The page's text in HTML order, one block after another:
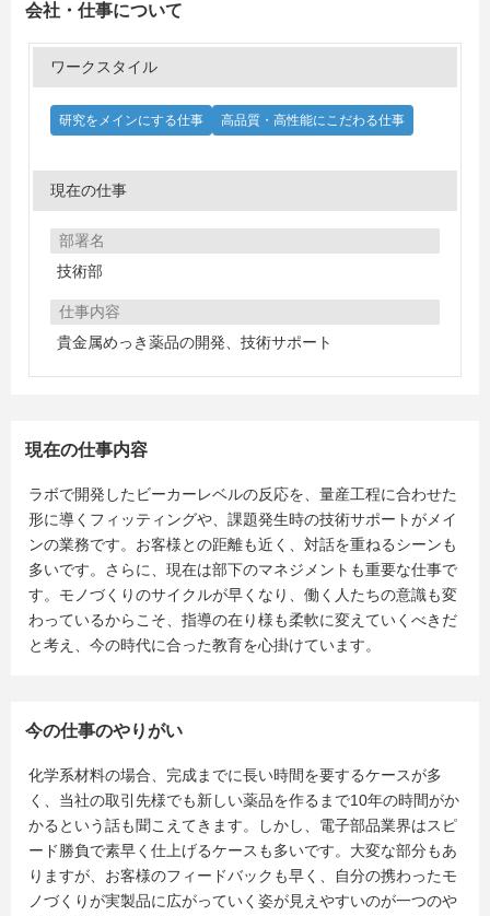
会社・仕事について
ワークスタイル
研究をメインにする仕事 高品質・高性能にこだわる仕事
現在の仕事
部署名
技術部
仕事内容
貴金属めっき薬品の開発、技術サポート
現在の仕事内容
ラボで開発したビーカーレベルの反応を、量産工程に合わせた
形に導くフィッティングや、課題発生時の技術サポートがメイ
ンの業務です。お客様との距離も近く、対話を重ねるシーンも
多いです。さらに、現在は部下のマネジメントも重要な仕事で
す。モノづくりのサイクルが早くなり、働く人たちの意識も変
わっているからこそ、指導の在り様も柔軟に変えていくべきだ
と考え、今の時代に合った教育を心掛けています。
今の仕事のやりがい
化学系材料の場合、完成までに長い時間を要するケースが多
く、当社の取引先様でも新しい薬品を作るまで10年の時間がか
かるという話も聞こえてきます。しかし、電子部品業界はスピ
ード勝負で素早く仕上げるケースも多いです。大変な部分もあ
りますが、お客様のフィードバックも早く、自分の携わったモ
ノづくりが実製品に広がっていく姿が見えやすいのが一つのや